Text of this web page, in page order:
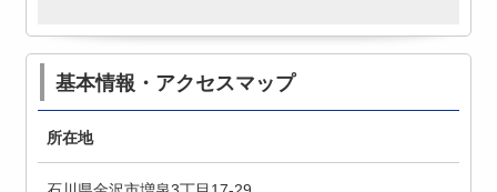
基本情報・アクセスマップ
所在地